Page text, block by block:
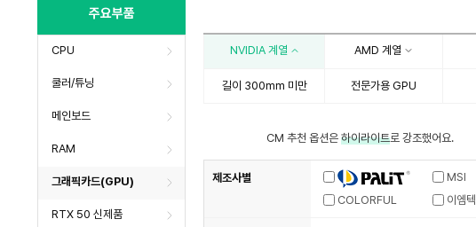
주요부품
CPU
쿨러/튜닝
메인보드
RAM
그래픽카드(GPU)
RTX 50 신제품
NVIDIA 계열 AMD 계열
길이 300mm 미만 전문가용 GPU
CM 추천 옵션은 하이라이트로 강조했어요.
제조사별 MSI
COLORFUL
이엠텍